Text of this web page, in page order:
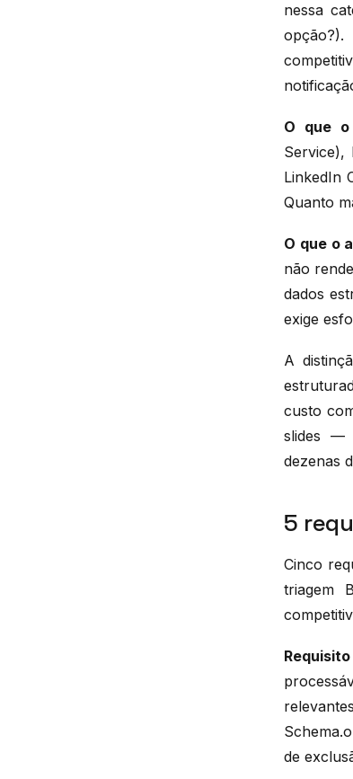
nessa
O que
Service),
LinkedIn
Quanto
O que o
não
dados
exige
A
custo
slides —
dezenas
5
Cinco
triagem
de